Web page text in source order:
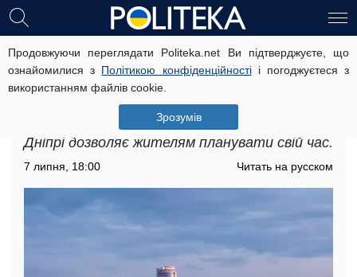
Продовжуючи переглядати Politeka.net Ви підтверджуєте, що
ознайомилися з Політикою конфіденційностіі погоджуєтеся з
використанням файлів cookie.
Зрозумів
Прогноз погоди на тиждень з 8 по 14
липня в Дніпрі: синоптики зробили
попередження
Прогноз погоди на тиждень з 8 по 14 липня в
Дніпрі дозволяє жителям планувати свій час.
7 липня, 18:00 Читать на русском